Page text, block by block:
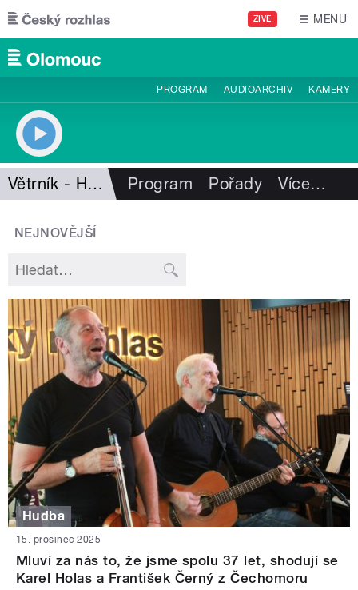
Přejít k hlavnímu obsahu
ŽIVĚ MENU
PROGRAM AUDIOARCHIV KAMERY
Větrník - Host ve studiu Program Pořady Více…
NEJNOVĚJŠÍ
Hudba
15. prosinec 2025
Mluví za nás to, že jsme spolu 37 let, shodují se
Karel Holas a František Černý z Čechomoru